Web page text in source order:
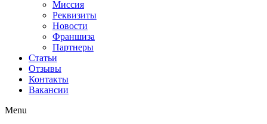
Миссия
Реквизиты
Новости
Франшиза
Партнеры
Статьи
Отзывы
Контакты
Вакансии
Menu